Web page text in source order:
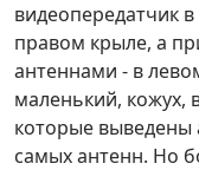
видеопередатчик
правом крыле, а
антеннами - в
маленький, кожух,
которые выведены
самых антенн. Но